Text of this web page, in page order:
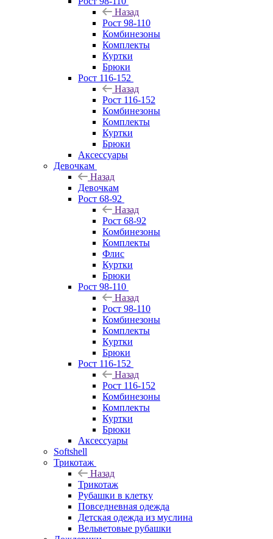
Назад
Рост 98-110
Комбинезоны
Комплекты
Куртки
Брюки
Рост 116-152
Назад
Рост 116-152
Комбинезоны
Комплекты
Куртки
Брюки
Аксессуары
Девочкам
Назад
Девочкам
Рост 68-92
Назад
Рост 68-92
Комбинезоны
Комплекты
Флис
Куртки
Брюки
Рост 98-110
Назад
Рост 98-110
Комбинезоны
Комплекты
Куртки
Брюки
Рост 116-152
Назад
Рост 116-152
Комбинезоны
Комплекты
Куртки
Брюки
Аксессуары
Softshell
Трикотаж
Назад
Трикотаж
Рубашки в клетку
Повседневная одежда
Детская одежда из муслина
Вельветовые рубашки